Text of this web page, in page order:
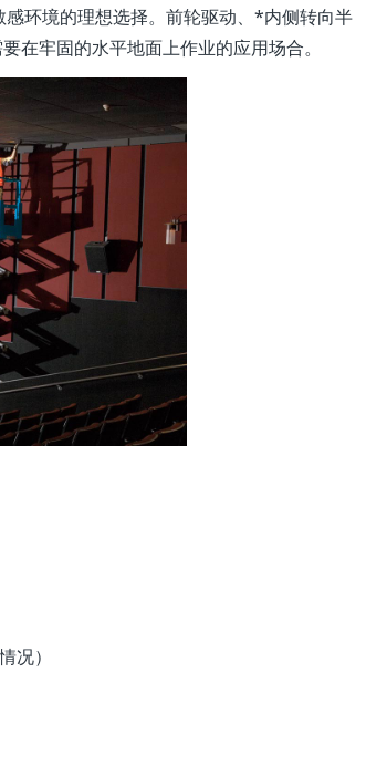
环境的理想选择。前轮驱动、*内侧转向半
在牢固的水平地面上作业的应用场合。
况）